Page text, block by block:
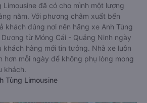
Limousine đã có cho mình một lượng
năm. Với phương châm xuất bến
khách đúng nơi nên hãng xe Anh Tùng
Dương từ Móng Cái - Quảng Ninh ngày
khách hàng mới tin tưởng. Nhà xe luôn
hơn mỗi ngày để không phụ lòng mong
khách.
Tùng Limousine